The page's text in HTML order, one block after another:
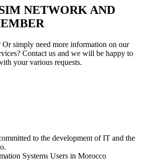
NETWORK AND
Or simply need more information on our
Contact us and we will be happy to
your various requests.
to the development of IT and the
Systems Users in Morocco